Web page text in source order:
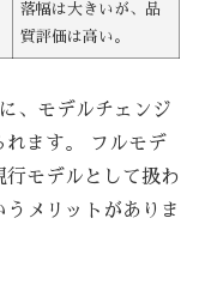
落幅は大きいが、品
質評価は高い。
、モデルチェンジ
れます。 フルモデ
モデルとして扱わ
メリットがありま